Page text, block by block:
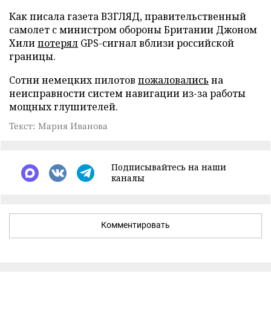
Как писала газета ВЗГЛЯД, правительственный
самолет с министром обороны Британии Джоном
Хилипотерял GPS-сигнал вблизи российской
границы.
Сотни немецких пилотов пожаловались на
неисправности систем навигации из-за работы
мощных глушителей.
Текст: Мария Иванова
Подписывайтесь на наши
каналы
Комментировать